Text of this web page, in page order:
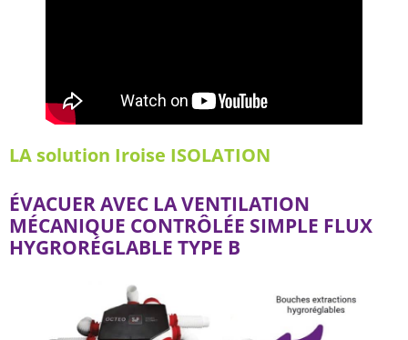
LA solution Iroise ISOLATION
ÉVACUER AVEC LA VENTILATION
MÉCANIQUE CONTRÔLÉE SIMPLE FLUX
HYGRORÉGLABLE TYPE B